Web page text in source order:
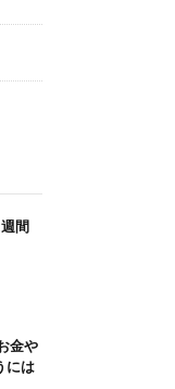
間
金や
には